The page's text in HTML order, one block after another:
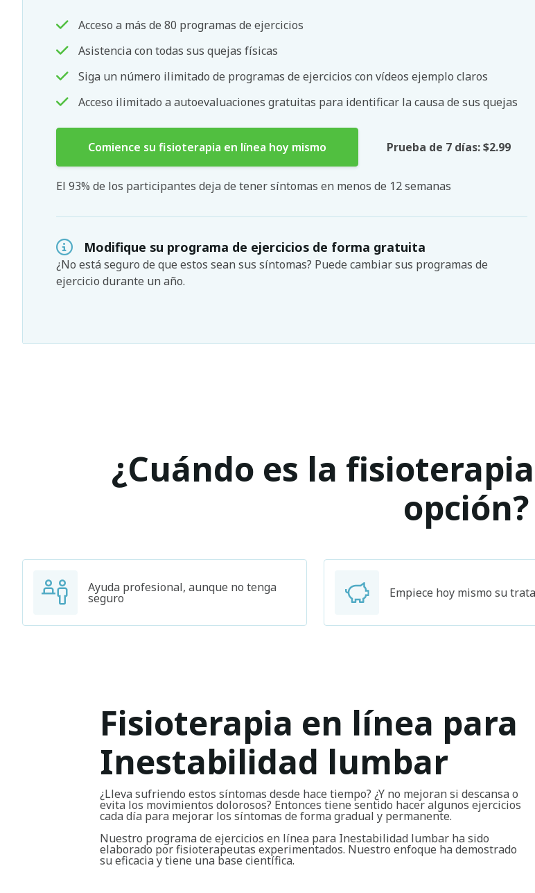
Buscar
Acceso a más de 80 programas de ejercicios
Asistencia con todas sus quejas físicas
Siga un número ilimitado de programas de ejercicios con vídeos ejemplo claros
Acceso ilimitado a autoevaluaciones gratuitas para identificar la causa de sus quejas
Comience su fisioterapia en línea hoy mismo Prueba de 7 días: $2.99
El 93% de los participantes deja de tener síntomas en menos de 12 semanas
Modifique su programa de ejercicios de forma gratuita
¿No está seguro de que estos sean sus síntomas? Puede cambiar sus programas de
ejercicio durante un año.
¿Cuándo es la
opción?
Ayuda profesional, aunque no tenga
seguro Empiece hoy mismo su
Fisioterapia en línea para
Inestabilidad lumbar
¿Lleva sufriendo estos síntomas desde hace tiempo? ¿Y no mejoran si descansa o
evita los movimientos dolorosos? Entonces tiene sentido hacer algunos ejercicios
cada día para mejorar los síntomas de forma gradual y permanente.
Nuestro programa de ejercicios en línea para Inestabilidad lumbar ha sido
elaborado por fisioterapeutas experimentados. Nuestro enfoque ha demostrado
su eficacia y tiene una base científica.